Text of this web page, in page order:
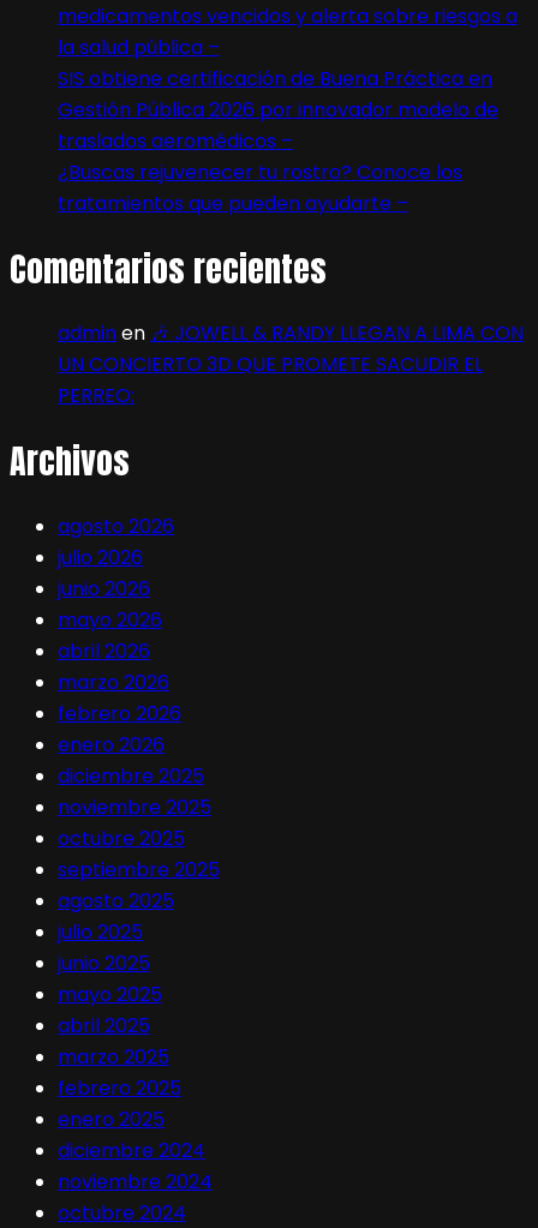
medicamentos vencidos y alerta sobre riesgos a
la salud pública –
SIS obtiene certificación de Buena Práctica en
Gestión Pública 2026 por innovador modelo de
traslados aeromédicos –
¿Buscas rejuvenecer tu rostro? Conoce los
tratamientos que pueden ayudarte –
Comentarios recientes
adminen 🎶 JOWELL & RANDY LLEGAN A LIMA CON
UN CONCIERTO 3D QUE PROMETE SACUDIR EL
PERREO:
Archivos
agosto 2026
julio 2026
junio 2026
mayo 2026
abril 2026
marzo 2026
febrero 2026
enero 2026
diciembre 2025
noviembre 2025
octubre 2025
septiembre 2025
agosto 2025
julio 2025
junio 2025
mayo 2025
abril 2025
marzo 2025
febrero 2025
enero 2025
diciembre 2024
noviembre 2024
octubre 2024